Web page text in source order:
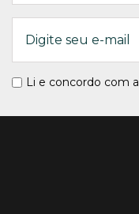
Li e concordo com a